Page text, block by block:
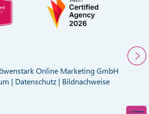
Online Marketing GmbH
| Datenschutz| Bildnachweise